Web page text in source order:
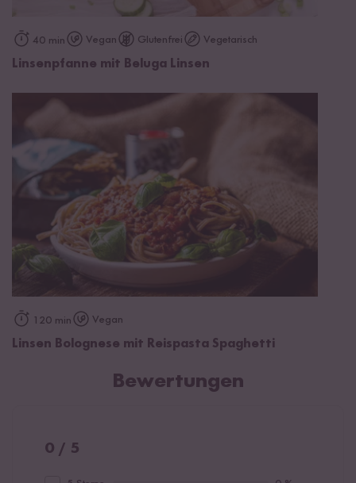
40 min Vegan Glutenfrei Vegetarisch
Linsenpfanne mit Beluga Linsen
120 min Vegan
Linsen Bolognese mit Reispasta Spaghetti
Bewertungen
0 / 5